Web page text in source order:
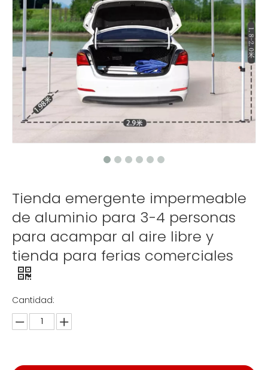
Tienda emergente impermeable
de aluminio para 3-4 personas
para acampar al aire libre y
tienda para ferias comerciales
Cantidad: